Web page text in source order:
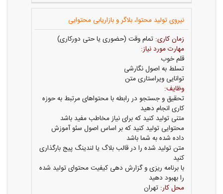
نیروی تولید محتوا، بلاگر و بازاریابی محتوایی
زمان کاری: تمام وقت (حضوری یا حتی دورکاری)
مهارت مورد نیاز:
قلم خوب
تسلط به اصول نگارشی
توانایی ویراستاری متن
وظایف:
تحقیق و جستجو در رابطه با محتواهای مرتبط به حوزه
کاری انجام دهید
متنی تولید کنید که برای نیاز مخاطب مفید باشد
محتوایی تولید کنید که بر اساس اصول سئو آموزش
داده شده به شما باشد
متن تولید شده را در قالب بلاگ یا لندینگ پیج بارگذاری
کنید
با برنامه ریزی و گزارش دهی کیفیت محتوای تولید شده
را بهبود دهید
محل کار: تهران